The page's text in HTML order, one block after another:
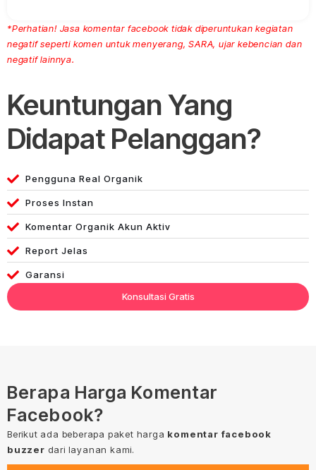
*Perhatian! Jasa komentar facebook tidak diperuntukan kegiatan
negatif seperti komen untuk menyerang, SARA, ujar kebencian dan
negatif lainnya.
Keuntungan Yang
Didapat Pelanggan?
Pengguna Real Organik
Proses Instan
Komentar Organik Akun Aktiv
Report Jelas
Garansi
Konsultasi Gratis
Berapa Harga Komentar
Facebook?
Berikut ada beberapa paket harga komentar facebook
buzzer dari layanan kami.